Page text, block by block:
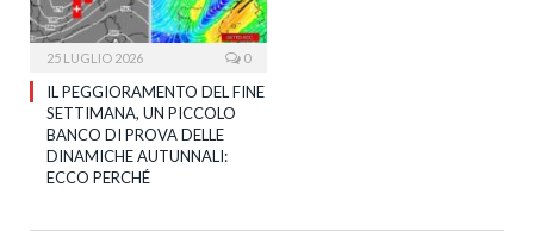
25 LUGLIO 2026 0
IL PEGGIORAMENTO DEL FINE
SETTIMANA, UN PICCOLO
BANCO DI PROVA DELLE
DINAMICHE AUTUNNALI:
ECCO PERCHÉ